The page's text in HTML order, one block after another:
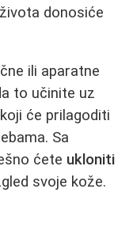
donosiće
ili aparatne
to učinite uz
će prilagoditi
Sa
ćete ukloniti
svoje kože.